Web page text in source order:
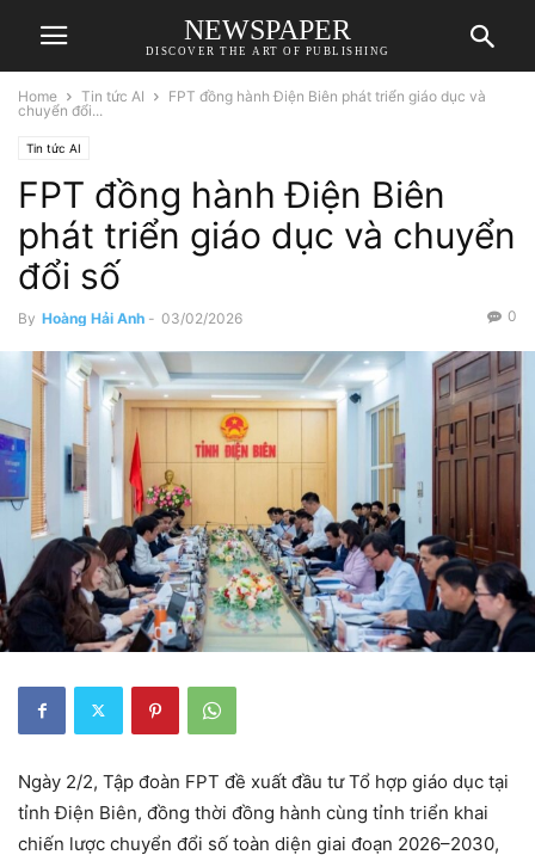
NEWSPAPER
DISCOVER THE ART OF PUBLISHING
Home Tin tức AI
FPT đồng hành Điện Biên phát triển giáo dục và
chuyển đổi...
Tin tức AI
FPT đồng hành Điện Biên
phát triển giáo dục và chuyển
đổi số
By Hoàng Hải Anh - 03/02/2026 0
Ngày 2/2, Tập đoàn FPT đề xuất đầu tư Tổ hợp giáo dục tại
tỉnh Điện Biên, đồng thời đồng hành cùng tỉnh triển khai
chiến lược chuyển đổi số toàn diện giai đoạn 2026–2030,